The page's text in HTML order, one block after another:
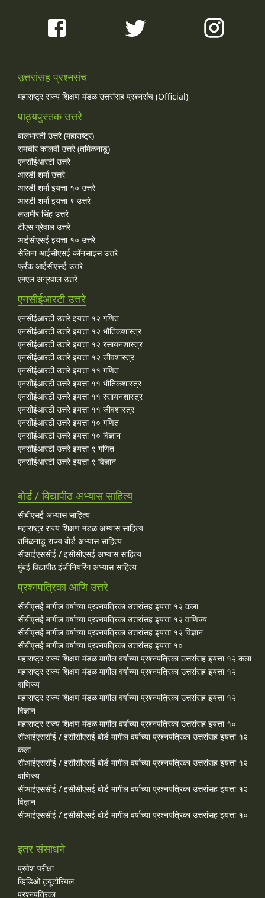
उत्तरांसह प्रश्नसंच
महाराष्ट्र राज्य शिक्षण मंडळ उत्तरांसह प्रश्नसंच (Official)
पाठ्यपुस्तक उत्तरे
बालभारती उत्तरे (महाराष्ट्र)
समचीर कालवी उत्तरे (तमिळनाडू)
एनसीईआरटी उत्तरे
आरडी शर्मा उत्तरे
आरडी शर्मा इयत्ता १० उत्तरे
आरडी शर्मा इयत्ता ९ उत्तरे
लखमीर सिंह उत्तरे
टीएस ग्रेवाल उत्तरे
आईसीएसई इयत्ता १० उत्तरे
सेलिना आईसीएसई कॉनसाइस उत्तरे
फ्रँक आईसीएसई उत्तरे
एमएल अग्रवाल उत्तरे
एनसीईआरटी उत्तरे
एनसीईआरटी उत्तरे इयत्ता १२ गणित
एनसीईआरटी उत्तरे इयत्ता १२ भौतिकशास्त्र
एनसीईआरटी उत्तरे इयत्ता १२ रसायनशास्त्र
एनसीईआरटी उत्तरे इयत्ता १२ जीवशास्त्र
एनसीईआरटी उत्तरे इयत्ता ११ गणित
एनसीईआरटी उत्तरे इयत्ता ११ भौतिकशास्त्र
एनसीईआरटी उत्तरे इयत्ता ११ रसायनशास्त्र
एनसीईआरटी उत्तरे इयत्ता ११ जीवशास्त्र
एनसीईआरटी उत्तरे इयत्ता १० गणित
एनसीईआरटी उत्तरे इयत्ता १० विज्ञान
एनसीईआरटी उत्तरे इयत्ता ९ गणित
एनसीईआरटी उत्तरे इयत्ता ९ विज्ञान
बोर्ड / विद्यापीठ अभ्यास साहित्य
सीबीएसई अभ्यास साहित्य
महाराष्ट्र राज्य शिक्षण मंडळ अभ्यास साहित्य
तमिळनाडू राज्य बोर्ड अभ्यास साहित्य
सीआईएससीई / इसीसीएसई अभ्यास साहित्य
मुंबई विद्यापीठ इंजीनियरिंग अभ्यास साहित्य
प्रश्नपत्रिका आणि उत्तरे
सीबीएसई मागील वर्षाच्या प्रश्‍नपत्रिका उत्तरांसह इयत्ता १२ कला
सीबीएसई मागील वर्षाच्या प्रश्‍नपत्रिका उत्तरांसह इयत्ता १२ वाणिज्य
सीबीएसई मागील वर्षाच्या प्रश्‍नपत्रिका उत्तरांसह इयत्ता १२ विज्ञान
सीबीएसई मागील वर्षाच्या प्रश्‍नपत्रिका उत्तरांसह इयत्ता १०
महाराष्ट्र राज्य शिक्षण मंडळ मागील वर्षाच्या प्रश्‍नपत्रिका उत्तरांसह इयत्ता १२ कला
महाराष्ट्र राज्य शिक्षण मंडळ मागील वर्षाच्या प्रश्‍नपत्रिका उत्तरांसह इयत्ता १२
वाणिज्य
महाराष्ट्र राज्य शिक्षण मंडळ मागील वर्षाच्या प्रश्‍नपत्रिका उत्तरांसह इयत्ता १२
विज्ञान
महाराष्ट्र राज्य शिक्षण मंडळ मागील वर्षाच्या प्रश्‍नपत्रिका उत्तरांसह इयत्ता १०
सीआईएससीई / इसीसीएसई बोर्ड मागील वर्षाच्या प्रश्‍नपत्रिका उत्तरांसह इयत्ता १२
कला
सीआईएससीई / इसीसीएसई बोर्ड मागील वर्षाच्या प्रश्‍नपत्रिका उत्तरांसह इयत्ता १२
वाणिज्य
सीआईएससीई / इसीसीएसई बोर्ड मागील वर्षाच्या प्रश्‍नपत्रिका उत्तरांसह इयत्ता १२
विज्ञान
सीआईएससीई / इसीसीएसई बोर्ड मागील वर्षाच्या प्रश्‍नपत्रिका उत्तरांसह इयत्ता १०
इतर संसाधने
प्रवेश परीक्षा
व्हिडिओ ट्यूटोरियल
प्रश्नपत्रिका